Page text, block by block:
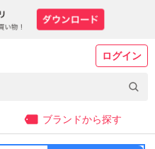
ログイン
ブランドから探す